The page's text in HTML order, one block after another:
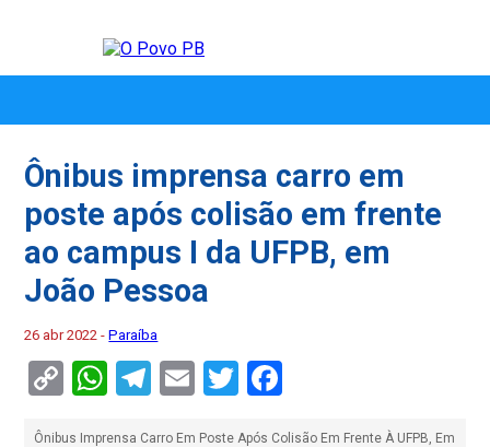
Ônibus imprensa carro em
poste após colisão em frente
ao campus I da UFPB, em
João Pessoa
26 abr 2022 -Paraíba
CopyWhatsApp
Telegram
EmailTwitter
Ônibus Imprensa Carro Em Poste Após Colisão Em Frente À UFPB, Em